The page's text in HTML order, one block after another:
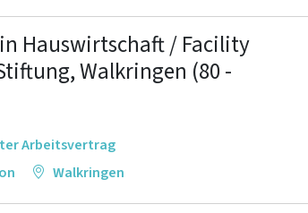
Hauswirtschaft / Facility
Walkringen (80 -
Arbeitsvertrag
Walkringen